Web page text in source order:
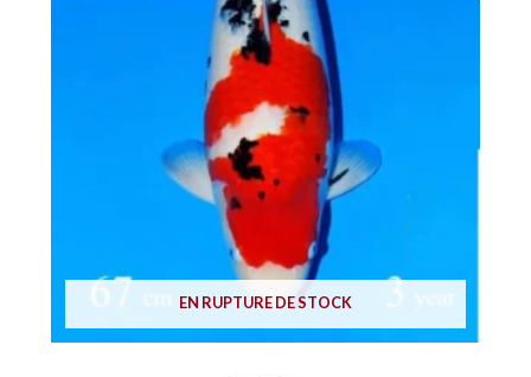
EN RUPTURE DE STOCK